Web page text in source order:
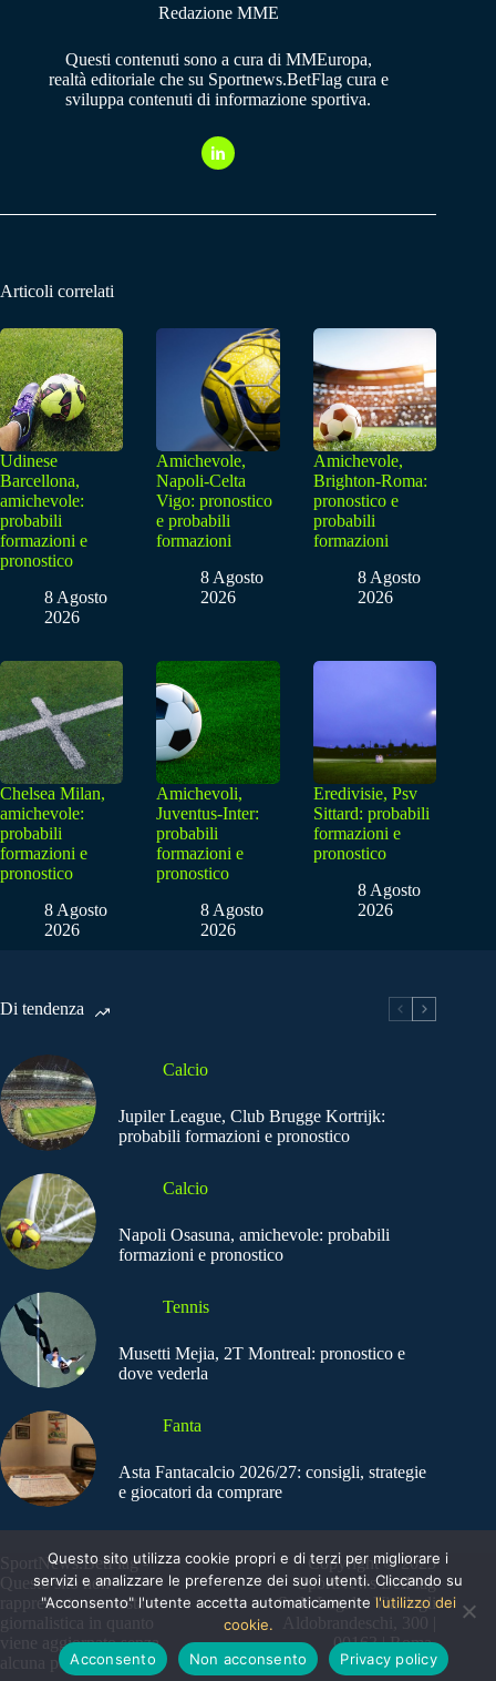
Redazione MME
Questi contenuti sono a cura di MMEuropa,
realtà editoriale che su Sportnews.BetFlag cura e
sviluppa contenuti di informazione sportiva.
Articoli correlati
Udinese
Barcellona,
amichevole:
probabili
formazioni e
pronostico
8 Agosto
2026
Amichevole,
Napoli-Celta
Vigo: pronostico
e probabili
formazioni
8 Agosto
2026
Amichevole,
Brighton-Roma:
pronostico e
probabili
formazioni
8 Agosto
2026
Chelsea Milan,
amichevole:
probabili
formazioni e
pronostico
8 Agosto
2026
Amichevoli,
Juventus-Inter:
probabili
formazioni e
pronostico
8 Agosto
2026
Eredivisie, Psv
Sittard: probabili
formazioni e
pronostico
8 Agosto
2026
Di tendenza
Calcio
Jupiler League, Club Brugge Kortrijk:
probabili formazioni e pronostico
Calcio
Napoli Osasuna, amichevole: probabili
formazioni e pronostico
Tennis
Musetti Mejia, 2T Montreal: pronostico e
dove vederla
Fanta
Asta Fantacalcio 2026/27: consigli, strategie
e giocatori da comprare
SportNews.BetFlag -
Questo sito non
rappresenta una testata
giornalistica in quanto
viene aggiornato senza
alcuna periodicità
Copyright © 2025
SportNews BetFlag
Sede Legale: Via degli
Aldobrandeschi, 300 |
00163 | Roma
Questo sito utilizza cookie propri e di terzi per migliorare i
servizi e analizzare le preferenze dei suoi utenti. Cliccando su
"Acconsento" l'utente accetta automaticamente l'utilizzo dei
cookie.
Acconsento
Non acconsento Privacy policy